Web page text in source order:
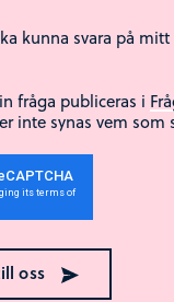
kunna svara på
fråga publiceras i
inte synas vem som
oss